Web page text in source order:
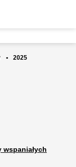
• 2025
wspaniałych